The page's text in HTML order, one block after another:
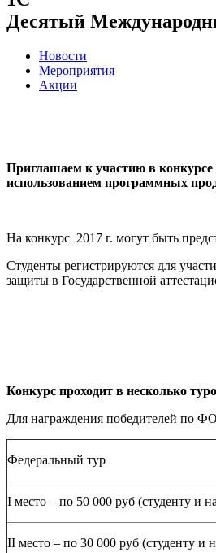
Десятый
Новости
Мероприятия
Акции
Приглашаем к участию в
использованием программных
На конкурс 2017 г. могут быть
Студенты регистрируются для
защиты в Государственной
Конкурс проходит в несколько
Для награждения победителей по
Федеральный тур
I место – по 50 000 руб (студенту и
II место – по 30 000 руб (студенту и